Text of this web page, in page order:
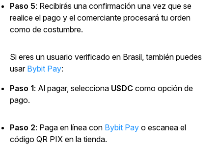
Paso 5: Recibirás una confirmación una vez que se
realice el pago y el comerciante procesará tu orden
como de costumbre.
Si eres un usuario verificado en Brasil, también puedes
usar Bybit Pay:
Paso 1: Al pagar, selecciona USDC como opción de
pago.
Paso 2: Paga en línea con Bybit Pay o escanea el
código QR PIX en la tienda.